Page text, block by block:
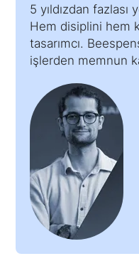
5 yıldızdan
Hem disiplini hem
tasarımcı.
işlerden memnun